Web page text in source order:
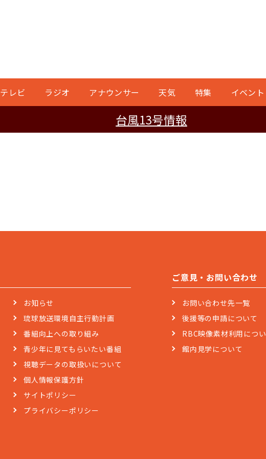
テレビ ラジオ アナウンサー 天気 特集 イベント
台風13号情報
お知らせ
琉球放送環境自主行動計画
番組向上への取り組み
青少年に見てもらいたい番組
視聴データの取扱いについて
個人情報保護方針
サイトポリシー
プライバシーポリシー
ご意見・お問い合わせ
お問い合わせ先一覧
後援等の申請について
RBC映像素材利用につ
館内見学について